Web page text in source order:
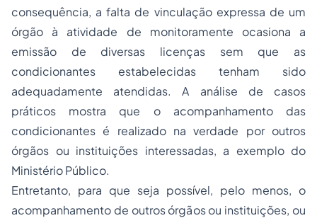
consequência, a falta de vinculação expressa de um
órgão à atividade de monitoramente ocasiona a
emissão de diversas licenças sem que as
condicionantes estabelecidas tenham sido
adequadamente atendidas. A análise de casos
práticos mostra que o acompanhamento das
condicionantes é realizado na verdade por outros
órgãos ou instituições interessadas, a exemplo do
Ministério Público.
Entretanto, para que seja possível, pelo menos, o
acompanhamento de outros órgãos ou instituições, ou